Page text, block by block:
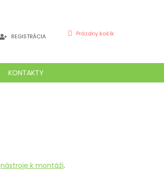
REGISTRÁCIA
NÁKUPNÝ
Prázdny košík
KONTAKTY
nástroje k montáži.